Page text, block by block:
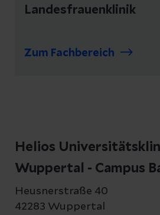
Landesfrauenklinik
Zum Fachbereich
Helios
Wuppertal - Campus
Heusnerstraße 40
42283 Wuppertal